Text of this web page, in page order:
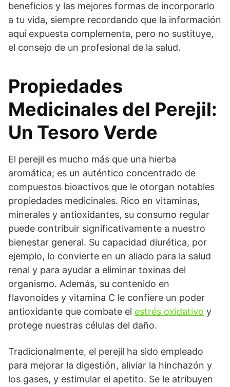
beneficios y las mejores formas de incorporarlo
a tu vida, siempre recordando que la información
aquí expuesta complementa, pero no sustituye,
el consejo de un profesional de la salud.
Propiedades
Medicinales del Perejil:
Un Tesoro Verde
El perejil es mucho más que una hierba
aromática; es un auténtico concentrado de
compuestos bioactivos que le otorgan notables
propiedades medicinales. Rico en vitaminas,
minerales y antioxidantes, su consumo regular
puede contribuir significativamente a nuestro
bienestar general. Su capacidad diurética, por
ejemplo, lo convierte en un aliado para la salud
renal y para ayudar a eliminar toxinas del
organismo. Además, su contenido en
flavonoides y vitamina C le confiere un poder
antioxidante que combate el estrés oxidativo y
protege nuestras células del daño.
Tradicionalmente, el perejil ha sido empleado
para mejorar la digestión, aliviar la hinchazón y
los gases, y estimular el apetito. Se le atribuyen